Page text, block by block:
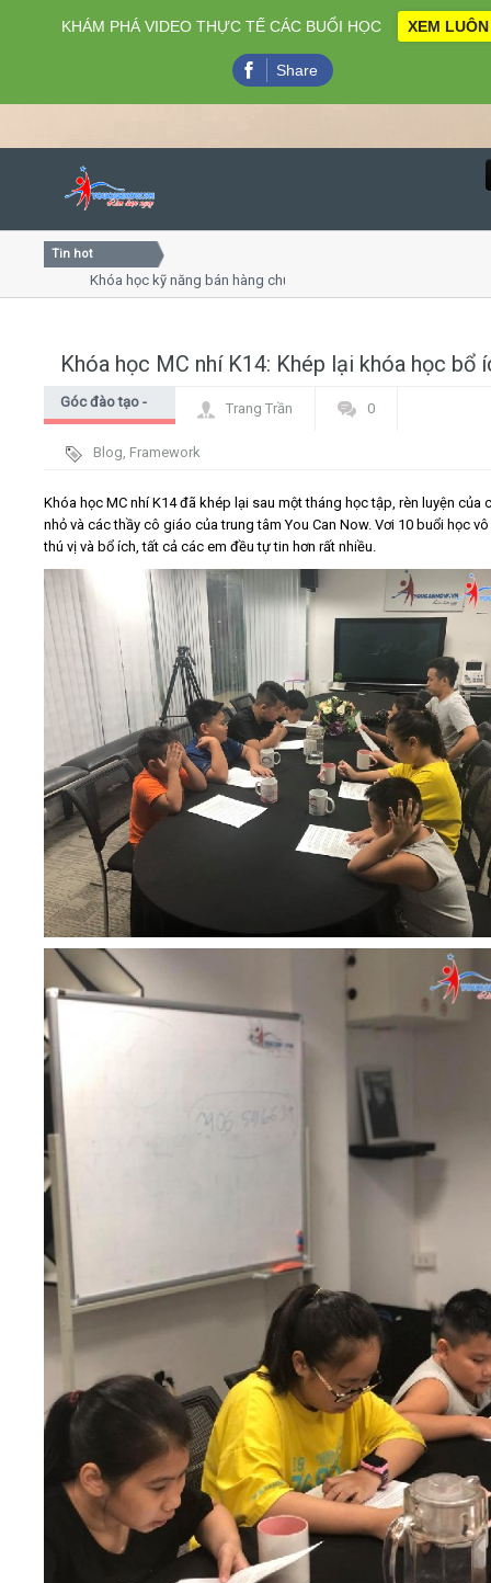
Home
Giới thiệu
Video
Kiến thức
Liên hệ - Đăng ký
Tìm kiếm
Tin hot
Khóa học kỹ năng bán hàng chuyên nghiệp X10 doanh số
Khóa học MC nhí K14: Khép lại khóa học bổ
Góc đào tạo -
Trang Trần 0
Blog, Framework
Khóa học MC nhí K14 đã khép lại sau một tháng học tập, rèn luyện của
nhỏ và các thầy cô giáo của trung tâm You Can Now. Vơi 10 buổi học
thú vị và bổ ích, tất cả các em đều tự tin hơn rất nhiều.
KHÁM PHÁ VIDEO THỰC TẾ CÁC BUỔI HỌC XEM LUÔN
Share